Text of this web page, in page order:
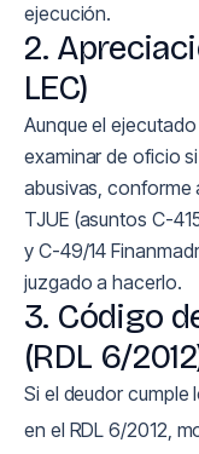
ejecución.
2.
LEC)
Aunque el
examinar de oficio
abusivas, conforme
TJUE (asuntos C-
y C-49/14
juzgado a hacerlo.
3. Código
(RDL 6/
Si el deudor cumple
en el RDL 6/2012,